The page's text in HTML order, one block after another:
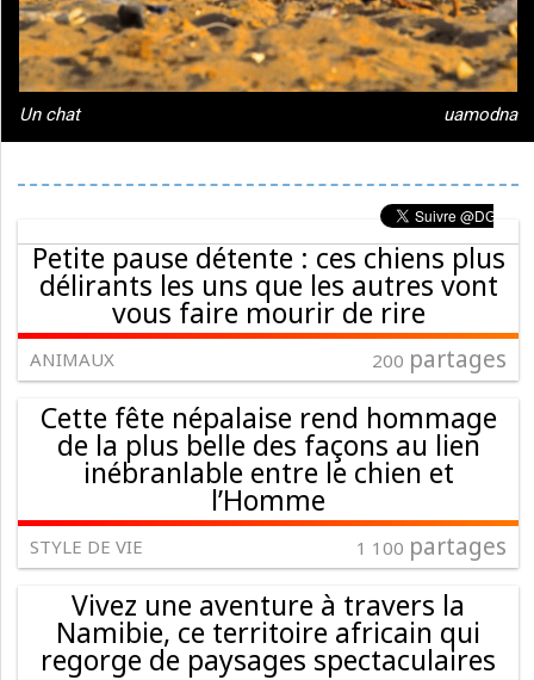
Un chat uamodna
Petite pause détente : ces chiens plus
délirants les uns que les autres vont
vous faire mourir de rire
ANIMAUX 200 partages
Cette fête népalaise rend hommage
de la plus belle des façons au lien
inébranlable entre le chien et
l’Homme
STYLE DE VIE 1 100 partages
Vivez une aventure à travers la
Namibie, ce territoire africain qui
regorge de paysages spectaculaires